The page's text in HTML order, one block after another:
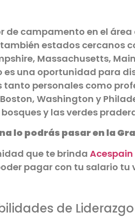
campamento en el
estados cercanos
Massachusetts,
es una oportunidad para
tanto personales como
Washington y
y las verdes
lo podrás pasar en la
que te brinda Acespain
pagar con tu salario tu
de Liderazgo